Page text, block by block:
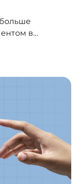
в
Bloomberg
увеличиться
раза больше,
как их